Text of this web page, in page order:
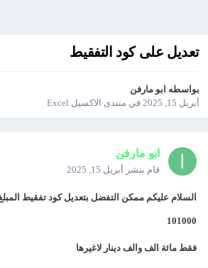
تعديل على كود التفقيط
بواسطه ابو مارفن
أبريل 15, 2025
في منتدى الاكسيل Excel
ابو مارفن
قام بنشر أبريل 15, 2025
السلام عليكم ممكن التفضل بتعديل كود تفقيط المبلغ
101000
فقط مائة الف والف دينار لاغيرها